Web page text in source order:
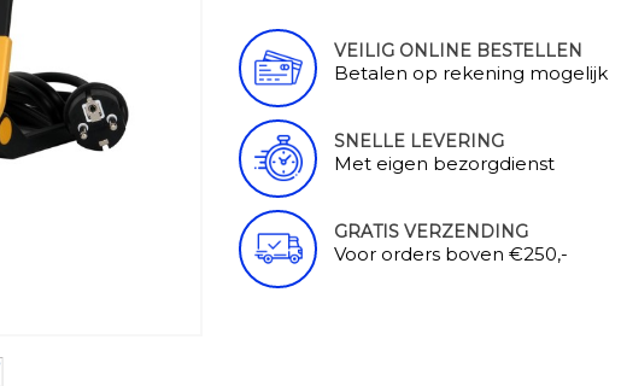
VEILIG ONLINE BESTELLEN
Betalen op rekening mogelijk
SNELLE LEVERING
Met eigen bezorgdienst
GRATIS VERZENDING
Voor orders boven €250,-